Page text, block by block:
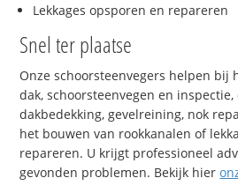
Lekkages opsporen en repareren
Snel ter plaatse
Onze schoorsteenvegers helpen bij
dak, schoorsteenvegen en
dakbedekking, gevelreining, nok
het bouwen van rookkanalen of
repareren. U krijgt professioneel
gevonden problemen. Bekijk hier